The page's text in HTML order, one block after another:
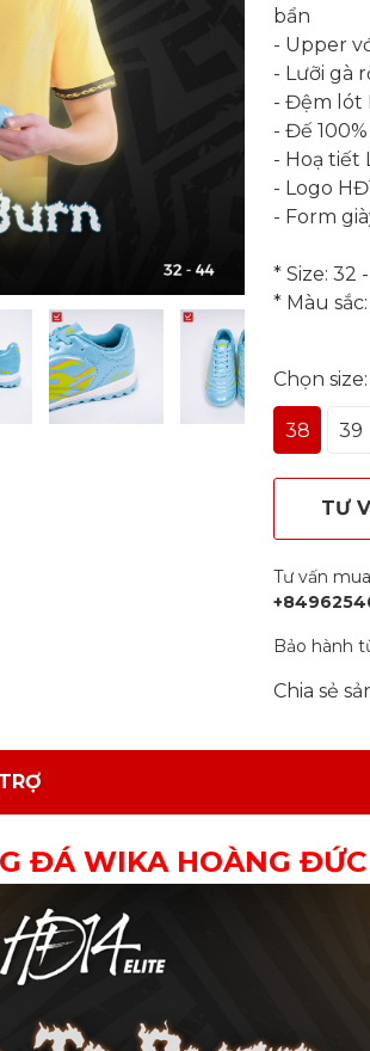
bẩn
- Upper
- Lưỡi gà
- Đệm lót
- Đế
- Hoạ tiết
- Logo
- Form
* Size: 32
* Màu
Chọn size:
38 39
TƯ
Tư vấn
Bảo hành
Chia sẻ
ĐÁ WIKA HOÀNG